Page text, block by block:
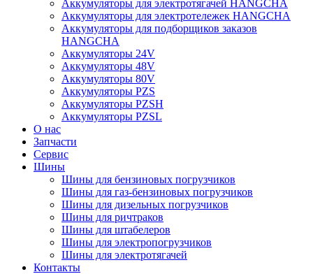
Аккумуляторы для электротягачей HANGCHA
Аккумуляторы для электротележек HANGCHA
Аккумуляторы для подборщиков заказов
HANGCHA
Аккумуляторы 24V
Аккумуляторы 48V
Аккумуляторы 80V
Аккумуляторы PZS
Аккумуляторы PZSH
Аккумуляторы PZSL
О нас
Запчасти
Сервис
Шины
Шины для бензиновых погрузчиков
Шины для газ-бензиновых погрузчиков
Шины для дизельных погрузчиков
Шины для ричтраков
Шины для штабелеров
Шины для электропогрузчиков
Шины для электротягачей
Контакты